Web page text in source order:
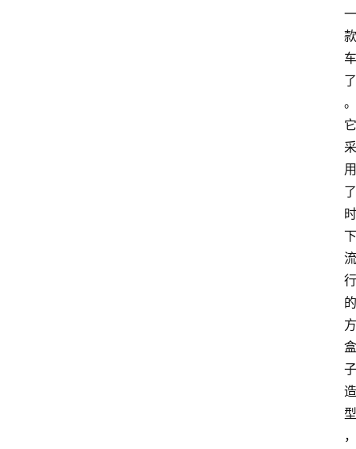
一
款
车
了
。
它
采
用
了
时
下
流
行
的
方
盒
子
造
型
，